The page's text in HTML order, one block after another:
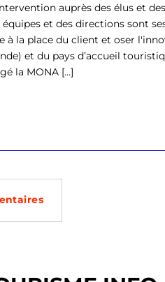
auprès des élus et
et des directions sont
à la place du client et oser
et du pays d’accueil
la MONA [...]